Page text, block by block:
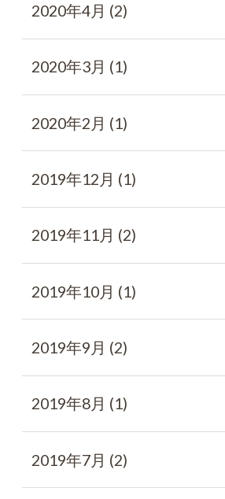
2020年4月 (2)
2020年3月 (1)
2020年2月 (1)
2019年12月 (1)
2019年11月 (2)
2019年10月 (1)
2019年9月 (2)
2019年8月 (1)
2019年7月 (2)